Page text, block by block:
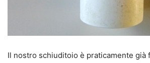
Il nostro schiuditoio è praticamente già